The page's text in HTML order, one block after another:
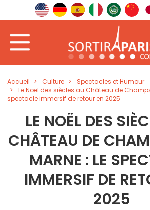
Accueil Culture
Spectacles et Humour
Le Noël des siècles au Château de
spectacle immersif de retour en 2025
LE NOËL DES
CHÂTEAU DE
MARNE : LE
IMMERSIF DE
2025